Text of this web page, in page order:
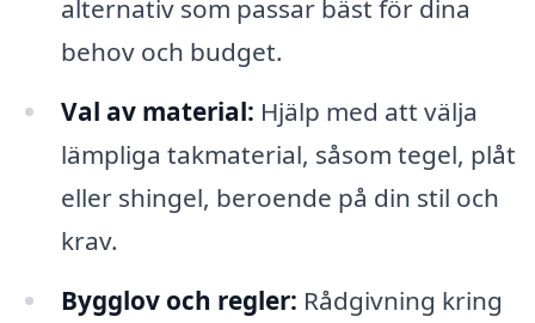
alternativ som passar bäst för dina
behov och budget.
Val av material: Hjälp med att välja
lämpliga takmaterial, såsom tegel, plåt
eller shingel, beroende på din stil och
krav.
Bygglov och regler: Rådgivning kring